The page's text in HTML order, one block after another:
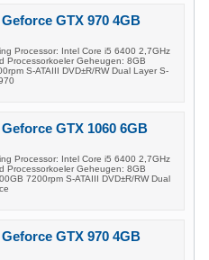
GTX 970 4GB
Processor: Intel Core i5 6400 2,7GHz
Processorkoeler Geheugen: 8GB
S-ATAIII DVD±R/RW Dual Layer S-
GTX 1060 6GB
Processor: Intel Core i5 6400 2,7GHz
Processorkoeler Geheugen: 8GB
7200rpm S-ATAIII DVD±R/RW Dual
GTX 970 4GB